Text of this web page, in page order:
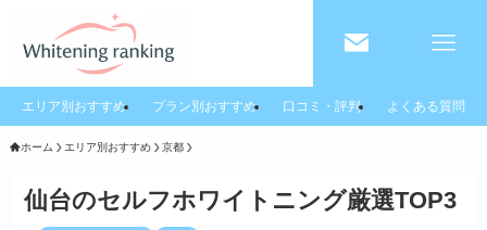
エリア別おすすめ プラン別おすすめ 口コミ・評判 よくある質問
ホーム エリア別おすすめ 京都
仙台のセルフホワイトニング厳選TOP3